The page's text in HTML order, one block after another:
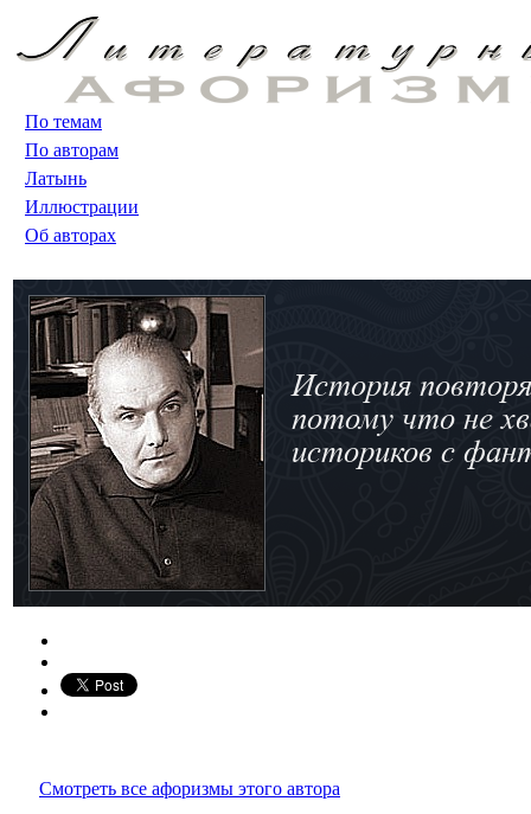
По темам
По авторам
Латынь
Иллюстрации
Об авторах
Смотреть все афоризмы этого автора